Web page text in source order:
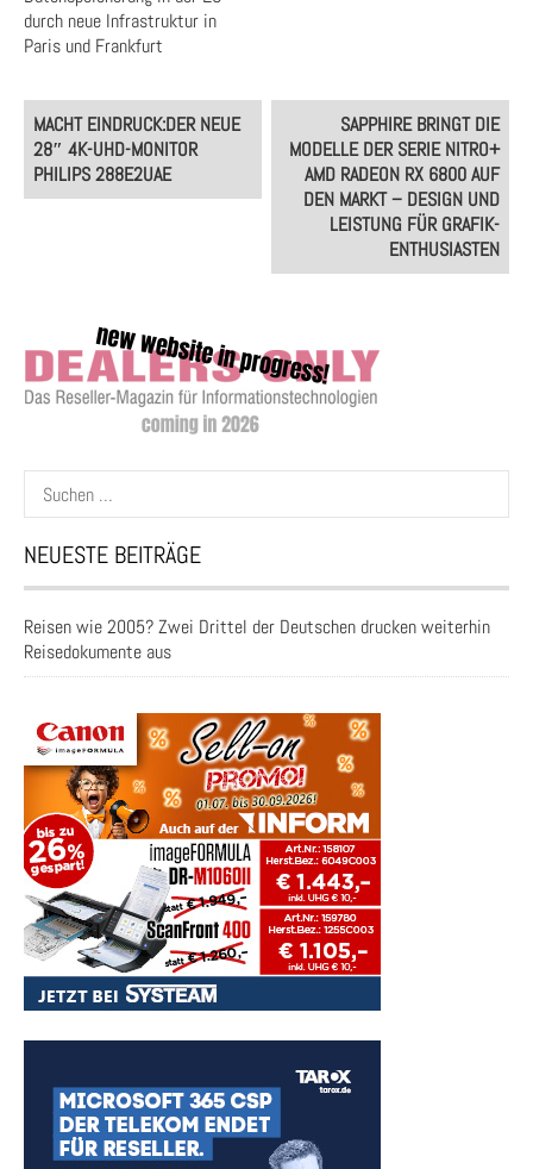
durch neue Infrastruktur in
Paris und Frankfurt
Post
navigation
MACHT EINDRUCK:DER NEUE
28″ 4K-UHD-MONITOR
PHILIPS 288E2UAE
SAPPHIRE BRINGT DIE
MODELLE DER SERIE NITRO+
AMD RADEON RX 6800 AUF
DEN MARKT – DESIGN UND
LEISTUNG FÜR GRAFIK-
ENTHUSIASTEN
Suchen
nach:
NEUESTE BEITRÄGE
Reisen wie 2005? Zwei Drittel der Deutschen drucken weiterhin
Reisedokumente aus